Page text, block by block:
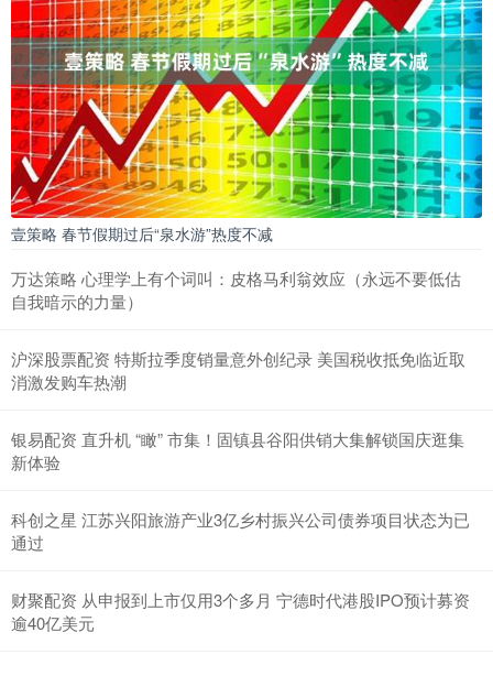
壹策略 春节假期过后“泉水游”热度不减
万达策略 心理学上有个词叫：皮格马利翁效应（永远不要低估
自我暗示的力量）
沪深股票配资 特斯拉季度销量意外创纪录 美国税收抵免临近取
消激发购车热潮
银易配资 直升机 “瞰” 市集！固镇县谷阳供销大集解锁国庆逛集
新体验
科创之星 江苏兴阳旅游产业3亿乡村振兴公司债券项目状态为已
通过
财聚配资 从申报到上市仅用3个多月 宁德时代港股IPO预计募资
逾40亿美元